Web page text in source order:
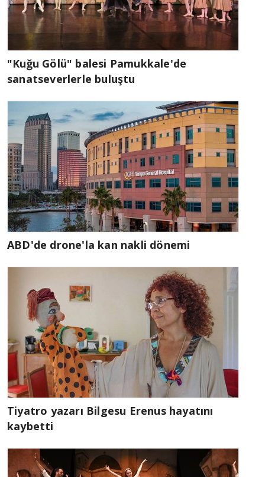
"Kuğu Gölü" balesi Pamukkale'de
sanatseverlerle buluştu
ABD'de drone'la kan nakli dönemi
Tiyatro yazarı Bilgesu Erenus hayatını
kaybetti